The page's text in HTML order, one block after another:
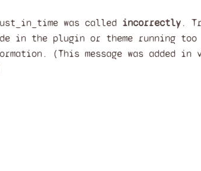
was called incorrectly.
in the plugin or theme running
(This message was added